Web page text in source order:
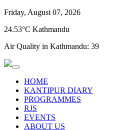
Friday, August 07, 2026
24.53°C Kathmandu
Air Quality in Kathmandu: 39
HOME
KANTIPUR DIARY
PROGRAMMES
RJS
EVENTS
ABOUT US